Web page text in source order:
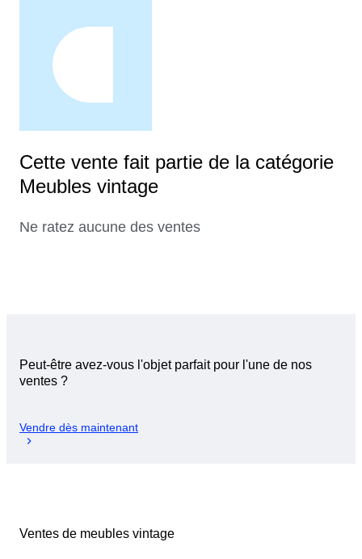
Cette vente fait partie de la catégorie
Meubles vintage
Ne ratez aucune des ventes
Peut-être avez-vous l'objet parfait pour l'une de nos
ventes ?
Vendre dès maintenant
Ventes de meubles vintage